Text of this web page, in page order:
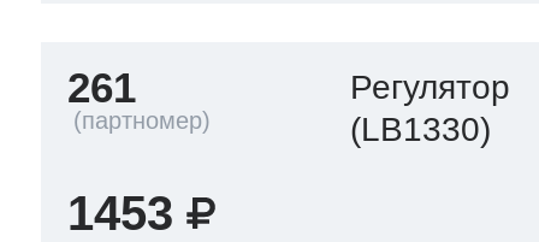
261
Регулятор
(LB1330)
1453